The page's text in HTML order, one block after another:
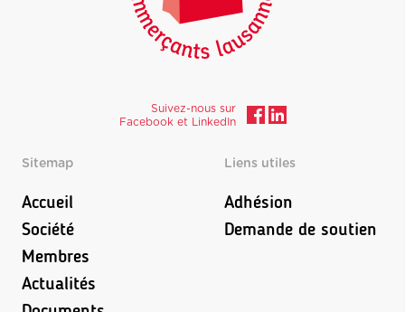
Suivez-nous sur
Facebook et LinkedIn
Sitemap
Accueil
Société
Membres
Actualités
Liens utiles
Adhésion
Demande de soutien